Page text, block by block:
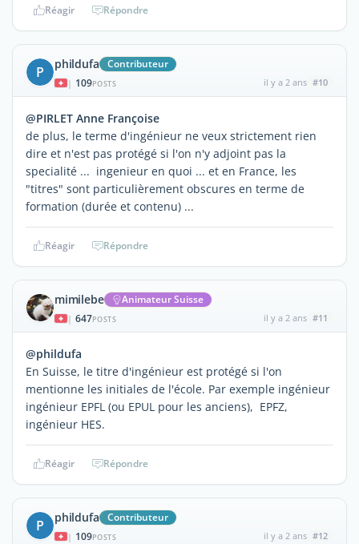
Réagir Répondre
P phildufa Contributeur
| 109POSTS il y a 2 ans #10
@PIRLET Anne Françoise
de plus, le terme d'ingénieur ne veux strictement rien
dire et n'est pas protégé si l'on n'y adjoint pas la
specialité ... ingenieur en quoi ... et en France, les
"titres" sont particulièrement obscures en terme de
formation (durée et contenu) ...
Réagir Répondre
mimilebe Animateur Suisse
| 647POSTS il y a 2 ans #11
@phildufa
En Suisse, le titre d'ingénieur est protégé si l'on
mentionne les initiales de l'école. Par exemple ingénieur
ingénieur EPFL (ou EPUL pour les anciens), EPFZ,
ingénieur HES.
Réagir Répondre
P phildufa Contributeur
| 109POSTS il y a 2 ans #12